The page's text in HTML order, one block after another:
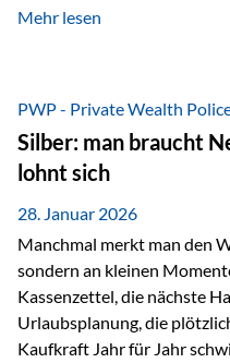
starken Anstiegen. Diese
von geopolitischen
Geldmenge sowie
Kapitalmärkten geprägt ist,
Nicht, weil…
Mehr lesen
PWP - Private Wealth
Silber: man braucht
lohnt sich
28. Januar 2026
Manchmal merkt man den
sondern an kleinen
Kassenzettel, die nächste
Urlaubsplanung, die
Kaufkraft Jahr für Jahr